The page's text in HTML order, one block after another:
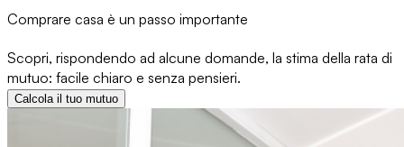
Comprare casa è un passo importante
Scopri, rispondendo ad alcune domande, la stima della rata di
mutuo: facile chiaro e senza pensieri.
Calcola il tuo mutuo